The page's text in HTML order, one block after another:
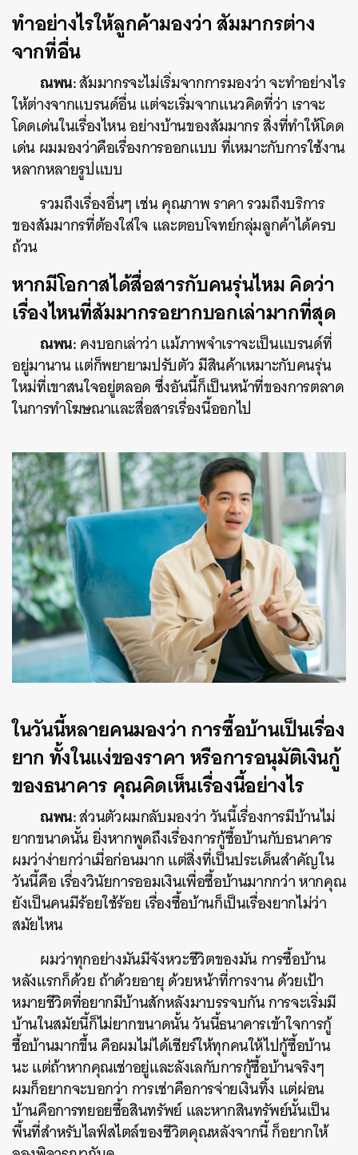
ทำอย่างไรให้ลูกค้ามองว่า สัมมากรต่าง
จากที่อื่น
ณพน:สัมมากรจะไม่เริ่มจากการมองว่า จะทำอย่างไร
ให้ต่างจากแบรนด์อื่น แต่จะเริ่มจากแนวคิดที่ว่า เราจะ
โดดเด่นในเรื่องไหน อย่างบ้านของสัมมากร สิ่งที่ทำให้โดด
เด่น ผมมองว่าคือเรื่องการออกแบบ ที่เหมาะกับการใช้งาน
หลากหลายรูปแบบ
รวมถึงเรื่องอื่นๆ เช่น คุณภาพ ราคา รวมถึงบริการ
ของสัมมากรที่ต้องใส่ใจ และตอบโจทย์กลุ่มลูกค้าได้ครบ
ถ้วน
หากมีโอกาสได้สื่อสารกับคนรุ่นไหม คิดว่า
เรื่องไหนที่สัมมากรอยากบอกเล่ามากที่สุด
ณพน:คงบอกเล่าว่า แม้ภาพจำเราจะเป็นแบรนด์ที่
อยู่มานาน แต่ก็พยายามปรับตัว มีสินค้าเหมาะกับคนรุ่น
ใหม่ที่เขาสนใจอยู่ตลอด ซึ่งอันนี้ก็เป็นหน้าที่ของการตลาด
ในการทำโฆษณาและสื่อสารเรื่องนี้ออกไป
ในวันนี้หลายคนมองว่า การซื้อบ้านเป็นเรื่อง
ยาก ทั้งในแง่ของราคา หรือการอนุมัติเงินกู้
ของธนาคาร คุณคิดเห็นเรื่องนี้อย่างไร
ณพน:ส่วนตัวผมกลับมองว่า วันนี้เรื่องการมีบ้านไม่
ยากขนาดนั้น ยิ่งหากพูดถึงเรื่องการกู้ซื้อบ้านกับธนาคาร
ผมว่าง่ายกว่าเมื่อก่อนมาก แต่สิ่งที่เป็นประเด็นสำคัญใน
วันนี้คือ เรื่องวินัยการออมเงินเพื่อซื้อบ้านมากกว่า หากคุณ
ยังเป็นคนมีร้อยใช้ร้อย เรื่องซื้อบ้านก็เป็นเรื่องยากไม่ว่า
สมัยไหน
ผมว่าทุกอย่างมันมีจังหวะชีวิตของมัน การซื้อบ้าน
หลังแรกก็ด้วย ถ้าด้วยอายุ ด้วยหน้าที่การงาน ด้วยเป้า
หมายชีวิตที่อยากมีบ้านสักหลังมาบรรจบกัน การจะเริ่มมี
บ้านในสมัยนี้ก็ไม่ยากขนาดนั้น วันนี้ธนาคารเข้าใจการกู้
ซื้อบ้านมากขึ้น คือผมไม่ได้เชียร์ให้ทุกคนให้ไปกู้ซื้อบ้าน
นะ แต่ถ้าหากคุณเช่าอยู่และลังเลกับการกู้ซื้อบ้านจริงๆ
ผมก็อยากจะบอกว่า การเช่าคือการจ่ายเงินทิ้ง แต่ผ่อน
บ้านคือการทยอยซื้อสินทรัพย์ และหากสินทรัพย์นั้นเป็น
พื้นที่สำหรับไลฟ์สไตล์ของชีวิตคุณหลังจากนี้ ก็อยากให้